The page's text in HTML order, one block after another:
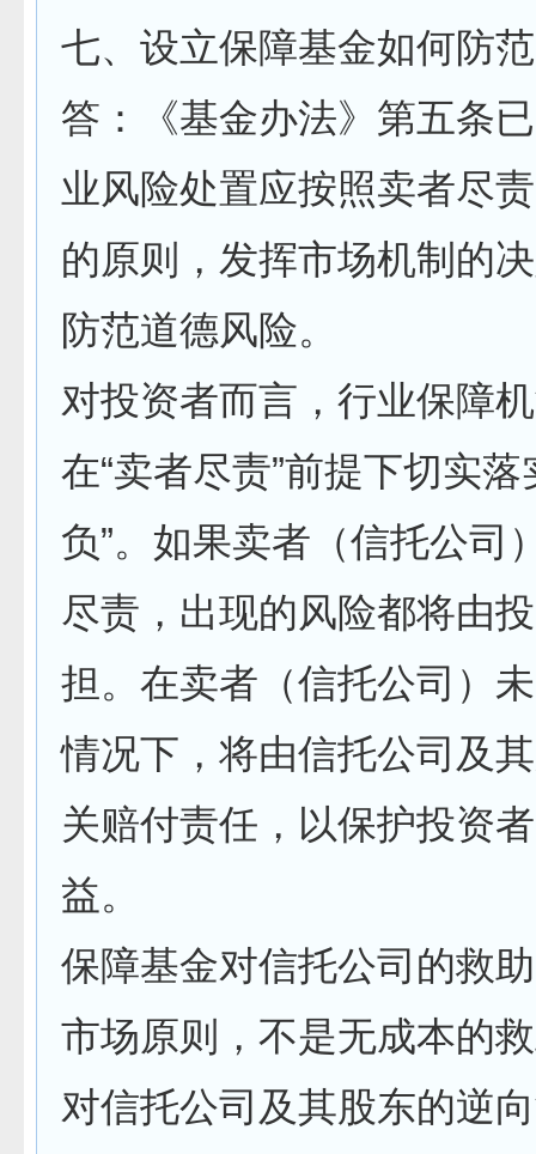
七、设立保障基金如何防
答：《基金办法》第五条
业风险处置应按照卖者尽
的原则，发挥市场机制的
防范道德风险。
对投资者而言，行业保障
在“卖者尽责”前提下切实落
负”。如果卖者（信托公司
尽责，出现的风险都将由
担。在卖者（信托公司）
情况下，将由信托公司及
关赔付责任，以保护投资
益。
保障基金对信托公司的救
市场原则，不是无成本的
对信托公司及其股东的逆